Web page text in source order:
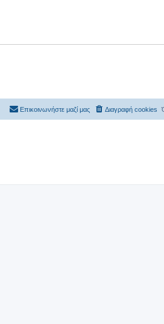
Διαγραφή cookies
Επικοινωνήστε μαζί μας